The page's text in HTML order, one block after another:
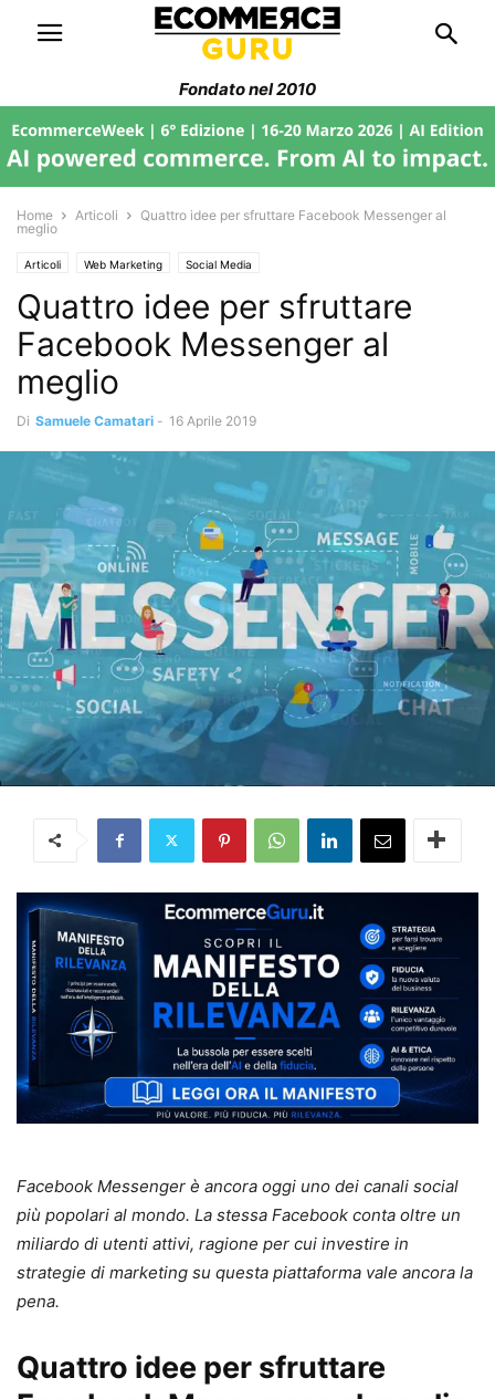
Fondato nel 2010
Home Articoli
Quattro idee per sfruttare Facebook Messenger al
meglio
Articoli Web Marketing Social Media
Quattro idee per sfruttare
Facebook Messenger al
meglio
Di Samuele Camatari - 16 Aprile 2019
Facebook Messenger è ancora oggi uno dei canali social
più popolari al mondo. La stessa Facebook conta oltre un
miliardo di utenti attivi, ragione per cui investire in
strategie di marketing su questa piattaforma vale ancora la
pena.
Quattro idee per sfruttare